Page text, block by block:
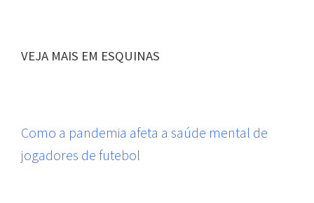
VEJA MAIS EM ESQUINAS
Como a pandemia afeta a saúde mental de
jogadores de futebol